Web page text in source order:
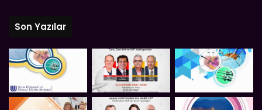
Son Yazılar